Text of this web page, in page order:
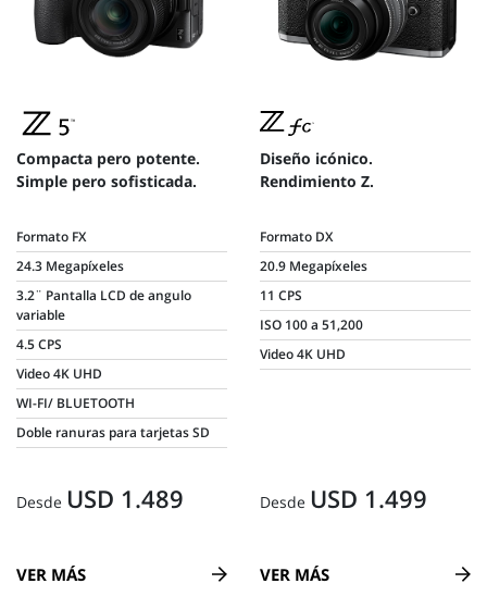
Compacta pero potente.
Simple pero sofisticada.
Formato FX
24.3 Megapíxeles
3.2¨ Pantalla LCD de angulo
variable
4.5 CPS
Video 4K UHD
WI-FI/ BLUETOOTH
Doble ranuras para tarjetas SD
Desde USD 1.489
VER MÁS
Diseño icónico.
Rendimiento Z.
Formato DX
20.9 Megapíxeles
11 CPS
ISO 100 a 51,200
Video 4K UHD
Desde USD 1.499
VER MÁS